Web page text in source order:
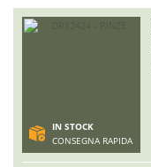
IN STOCK
CONSEGNA RAPIDA